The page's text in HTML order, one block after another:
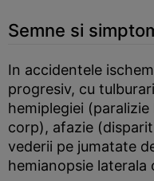
Semne si
In accidentele
progresiv, cu
hemiplegiei
corp), afazie
vederii pe jumatate
hemianopsie laterala